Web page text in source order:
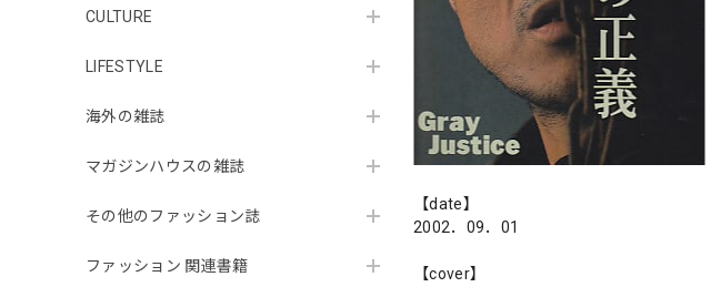
CULTURE
LIFESTYLE
海外の雑誌
マガジンハウスの雑誌
その他のファッション誌
ファッション 関連書籍
【date】
2002．09．01
【cover】